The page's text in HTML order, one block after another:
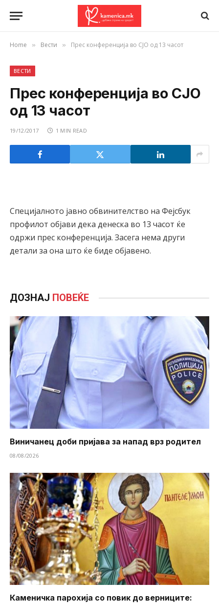
Home » Вести » Прес конференција во СЈО од 13 часот
ВЕСТИ
Прес конференција во СЈО
од 13 часот
19/12/2017 1 MIN READ
Специјалното јавно обвинителство на Фејсбук
профилот објави дека денеска во 13 часот ќе
одржи прес конференција. Засега нема други
детали за она што ќе биде објавено.
ДОЗНАЈ ПОВЕЌЕ
Виничанец доби пријава за напад врз родител
08/08/2026
Каменичка парохија со повик до верниците: